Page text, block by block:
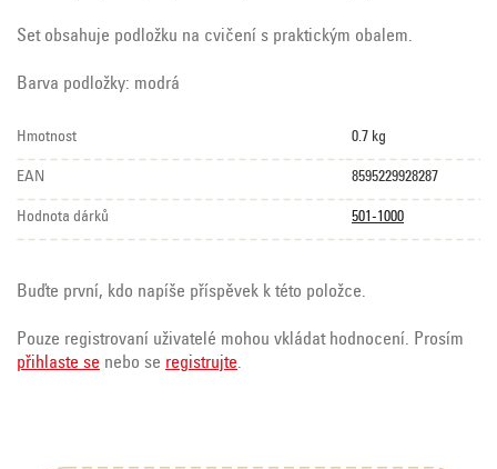
Set obsahuje podložku na cvičení s praktickým obalem.
Barva podložky: modrá
Hmotnost 0.7 kg
EAN 8595229928287
Hodnota dárků 501-1000
Buďte první, kdo napíše příspěvek k této položce.
Pouze registrovaní uživatelé mohou vkládat hodnocení. Prosím
přihlaste se nebo se registrujte.